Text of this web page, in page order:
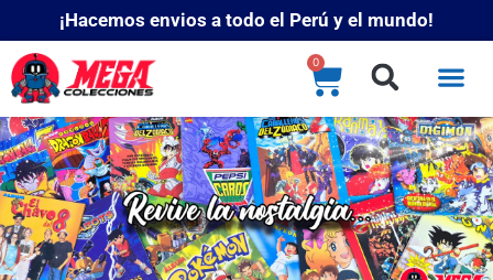
¡Hacemos envios a todo el Perú y el mundo!
0